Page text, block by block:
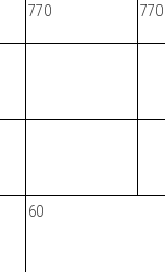
770 770
60